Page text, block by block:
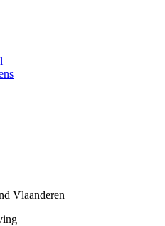
Vlaanderen